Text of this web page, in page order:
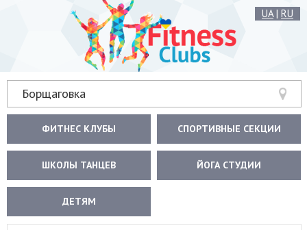
UA| RU
Борщаговка
ФИТНЕС КЛУБЫ СПОРТИВНЫЕ СЕКЦИИ
ШКОЛЫ ТАНЦЕВ ЙОГА СТУДИИ
ДЕТЯМ